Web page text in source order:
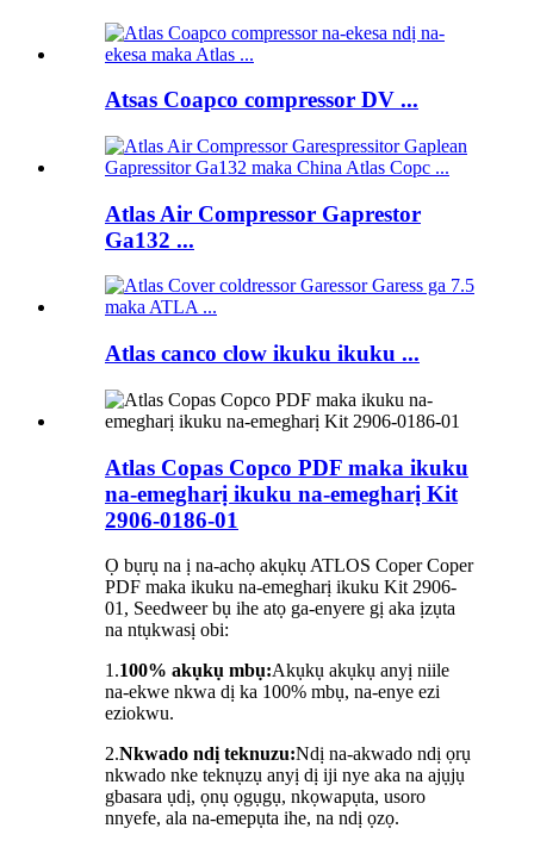
Atsas Coapco compressor DV ...
Atlas Air Compressor Gaprestor
Ga132 ...
Atlas canco clow ikuku ikuku ...
Atlas Copas Copco PDF maka ikuku
na-emegharị ikuku na-emegharị Kit
2906-0186-01
Ọ bụrụ na ị na-achọ akụkụ ATLOS Coper Coper
PDF maka ikuku na-emegharị ikuku Kit 2906-
01, Seedweer bụ ihe atọ ga-enyere gị aka ịzụta
na ntụkwasị obi:
1.100% akụkụ mbụ:Akụkụ akụkụ anyị niile
na-ekwe nkwa dị ka 100% mbụ, na-enye ezi
eziokwu.
2.Nkwado ndị teknuzu:Ndị na-akwado ndị ọrụ
nkwado nke teknụzụ anyị dị iji nye aka na ajụjụ
gbasara ụdị, ọnụ ọgụgụ, nkọwapụta, usoro
nnyefe, ala na-emepụta ihe, na ndị ọzọ.